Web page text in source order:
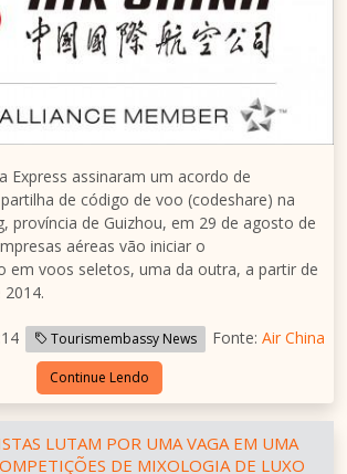
Express assinaram um acordo de
de código de voo (codeshare) na
, província de Guizhou, em 29 de agosto de
aéreas vão iniciar o
em voos seletos, uma da outra, a partir de
Tourismembassy News Fonte: Air China
Continue Lendo
LUTAM POR UMA VAGA EM UMA
DE MIXOLOGIA DE LUXO